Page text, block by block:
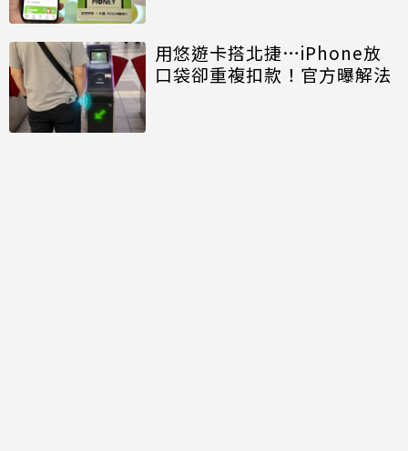
用悠遊卡搭北捷…iPhone放
口袋卻重複扣款！官方曝解法